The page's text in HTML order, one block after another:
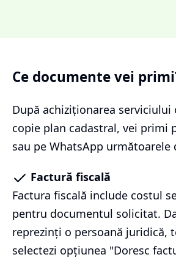
Ce documente vei
După achiziționarea serviciului
copie plan cadastral, vei primi
sau pe WhatsApp următoarele
Factură fiscală
Factura fiscală include costul
pentru documentul solicitat.
reprezinți o persoană juridică,
selectezi opțiunea "Doresc